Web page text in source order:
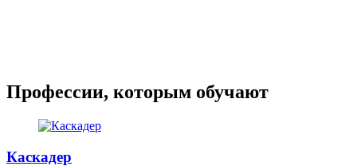
Профессии, которым обучают
Каскадер